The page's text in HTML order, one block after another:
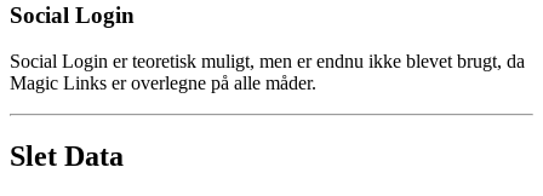
Social Login
Social Login er teoretisk muligt, men er endnu ikke blevet brugt, da
Magic Links er overlegne på alle måder.
Slet Data